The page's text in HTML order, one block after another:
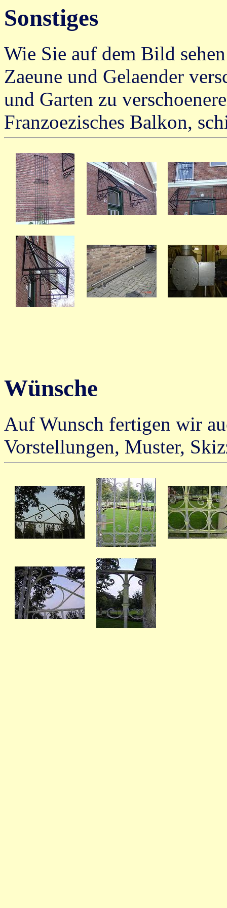
Sonstiges
Wie Sie auf dem Bild
Zaeune und Gelaender
und Garten zu
Franzoezisches Balkon,
Wünsche
Auf Wunsch fertigen wir
Vorstellungen, Muster,